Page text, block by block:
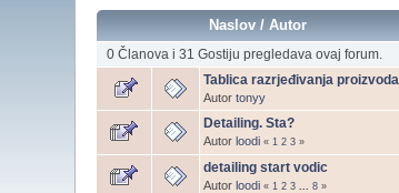
Naslov /Autor
0 Članova i 31 Gostiju pregledava ovaj forum.
Tablica razrjeđivanja proizvoda
Autortonyy
Detailing. Sta?
Autorloodi « 1 2 3 »
detailing start vodic
Autorloodi « 1 2 3 ...8 »